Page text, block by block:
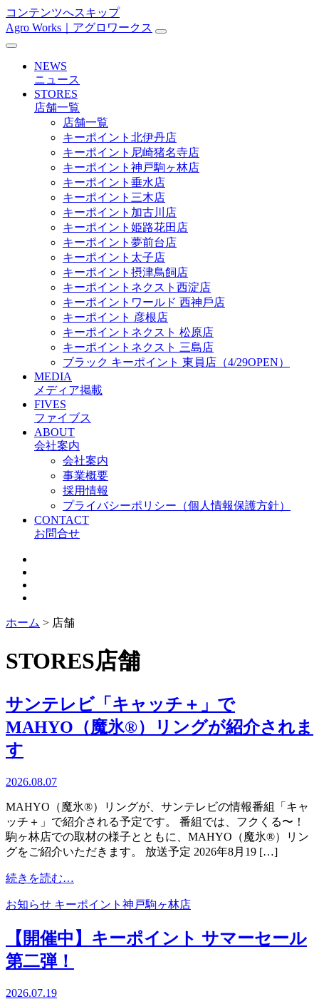
コンテンツへスキップ
メ
イ
Agro Works｜アグロワークス
NEWS
ニュース
STORES
店舗一覧
店舗一覧
キーポイント北伊丹店
キーポイント尼崎猪名寺店
キーポイント神戸駒ヶ林店
キーポイント垂水店
キーポイント三木店
キーポイント加古川店
キーポイント姫路花田店
キーポイント夢前台店
キーポイント太子店
キーポイント摂津鳥飼店
キーポイントネクスト西淀店
キーポイントワールド ⻄神戶店
キーポイント 彦根店
キーポイントネクスト 松原店
キーポイントネクスト 三島店
ブラック キーポイント 東員店（4/29OPEN）
MEDIA
メディア掲載
FIVES
ファイブス
ABOUT
会社案内
会社案内
事業概要
採用情報
プライバシーポリシー（個人情報保護方針）
CONTACT
お問合せ
ホーム > 店舗
STORES店舗
サンテレビ「キャッチ＋」で
MAHYO（魔氷®）リングが紹介されま
す
2026.08.07
MAHYO（魔氷®）リングが、サンテレビの情報番組「キャ
ッチ＋」で紹介される予定です。 番組では、フクくる〜！
駒ヶ林店での取材の様子とともに、MAHYO（魔氷®）リン
グをご紹介いただきます。 放送予定 2026年8月19 […]
続きを読む…
ン
レ
ビ
お知らせ キーポイント神戸駒ヶ林店
【開催中】キーポイント サマーセール
第二弾！
2026.07.19